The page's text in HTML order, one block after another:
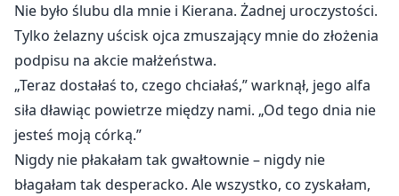
Nie było ślubu dla mnie i Kierana. Żadnej uroczystości.
Tylko żelazny uścisk ojca zmuszający mnie do złożenia
podpisu na akcie małżeństwa.
„Teraz dostałaś to, czego chciałaś,” warknął, jego alfa
siła dławiąc powietrze między nami. „Od tego dnia nie
jesteś moją córką.”
Nigdy nie płakałam tak gwałtownie – nigdy nie
błagałam tak desperacko. Ale wszystko, co zyskałam,